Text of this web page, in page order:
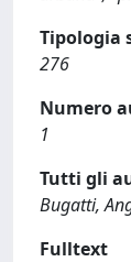
Tipologia
276
Numero
1
Tutti gli
Bugatti,
Fulltext